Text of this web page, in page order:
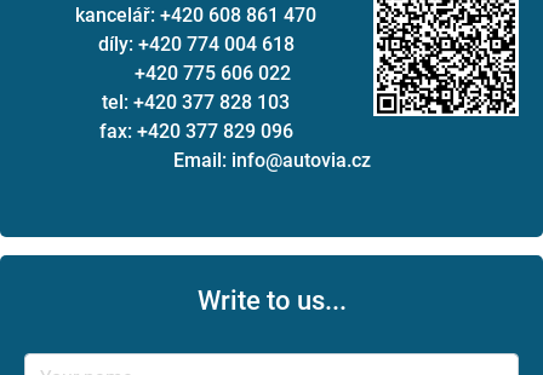
kancelář: +420 608 861 470
díly: +420 774 004 618
+420 775 606 022
tel: +420 377 828 103
fax: +420 377 829 096
Email: info@autovia.cz
Write to us...